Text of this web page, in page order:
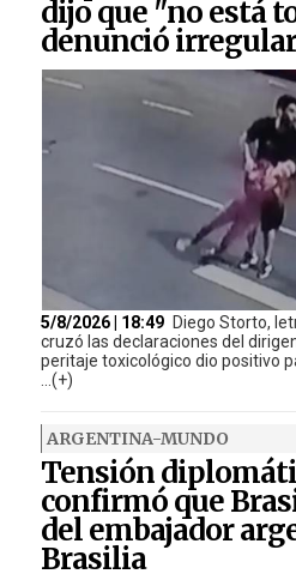
dijo que "no está
denunció
5/8/2026 | 18:49 Diego Storto,
cruzó las declaraciones del
peritaje toxicológico dio positivo
...(+)
ARGENTINA-MUNDO
Tensión
confirmó que
del embajador
Brasilia